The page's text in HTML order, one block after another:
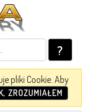
?
pliki Cookie. Aby
ZROZUMIAŁEM